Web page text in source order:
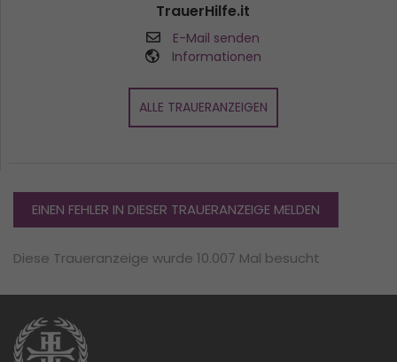
TrauerHilfe.it
E-Mail senden
Informationen
ALLE TRAUERANZEIGEN
EINEN FEHLER IN DIESER TRAUERANZEIGE MELDEN
Diese Traueranzeige wurde 10.007 Mal besucht